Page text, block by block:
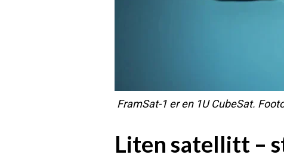
FramSat‑1 er en 1U CubeSat.
Liten satellitt –